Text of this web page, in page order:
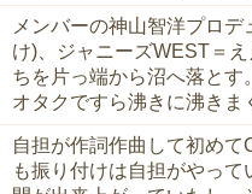
メンバーの神山智洋プロ
け)、ジャニーズWEST＝
ちを片っ端から沼へ落とす
オタクですら沸きに沸きま
自担が作詞作曲して初め
も振り付けは自担がやっ